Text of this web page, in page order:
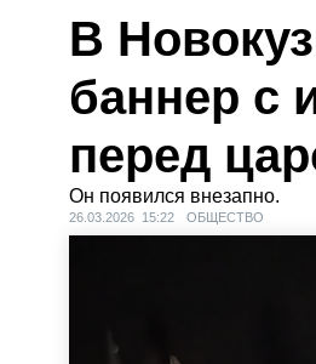
В
баннер с
перед
Он появился внезапно.
26.03.2026 15:22 ОБЩЕСТВО